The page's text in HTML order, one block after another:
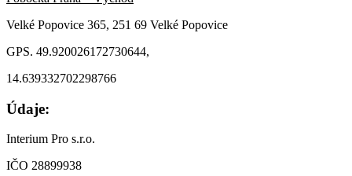
Velké Popovice 365, 251 69 Velké Popovice
GPS. 49.920026172730644,
14.639332702298766
Údaje:
Interium Pro s.r.o.
IČO 28899938